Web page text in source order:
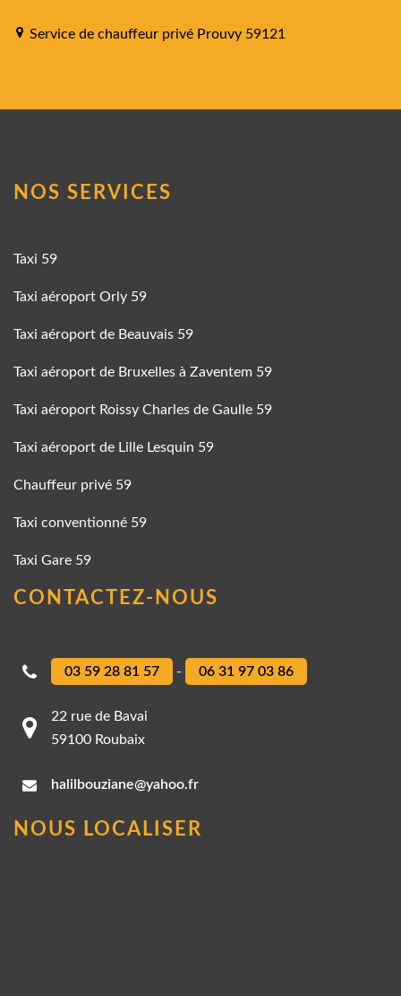
Service de chauffeur privé Prouvy 59121
NOS SERVICES
Taxi 59
Taxi aéroport Orly 59
Taxi aéroport de Beauvais 59
Taxi aéroport de Bruxelles à Zaventem 59
Taxi aéroport Roissy Charles de Gaulle 59
Taxi aéroport de Lille Lesquin 59
Chauffeur privé 59
Taxi conventionné 59
Taxi Gare 59
CONTACTEZ-NOUS
03 59 28 81 57 - 06 31 97 03 86
22 rue de Bavai
59100 Roubaix
halilbouziane@yahoo.fr
NOUS LOCALISER